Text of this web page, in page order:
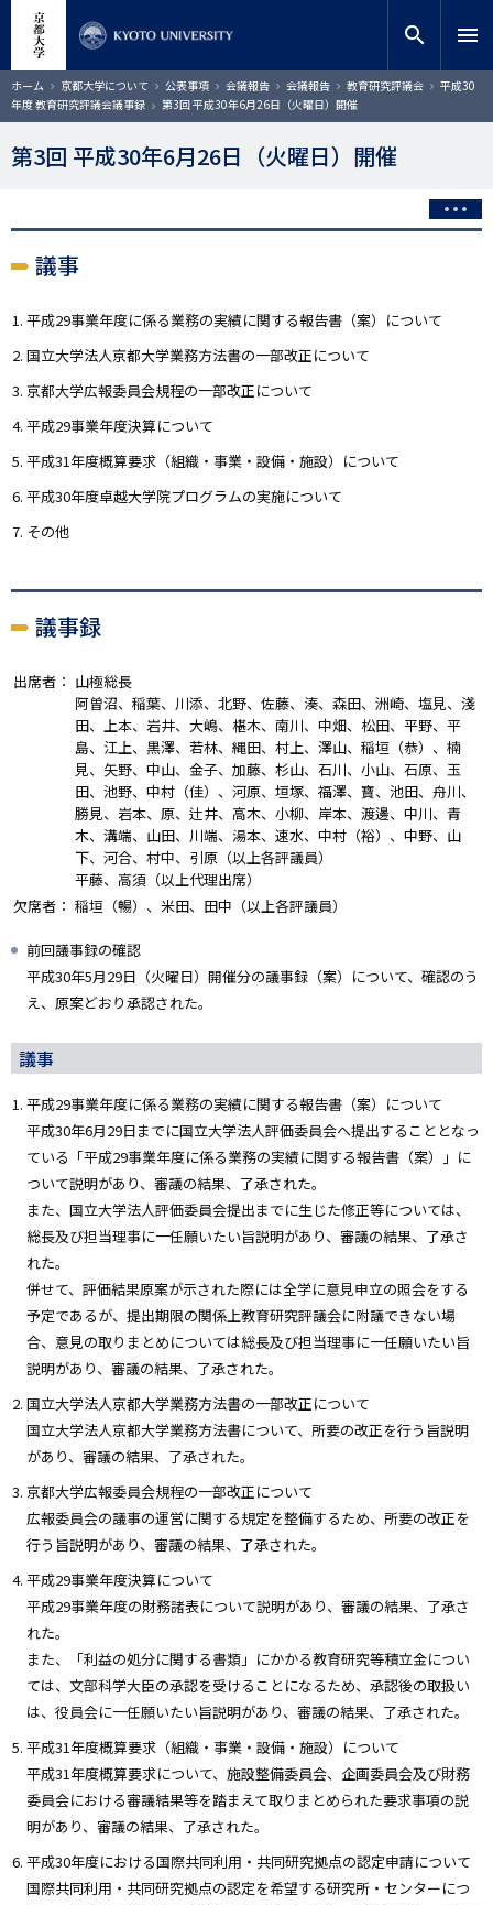
コ
ン
テ
ン
ツ
動
サイト内検索
検索
search menu
ホーム 京都大学について 公表事項 会議報告 会議報告 教育研究評議会
平成30
年度 教育研究評議会議事録
第3回 平成30年6月26日（火曜日）開催
第3回 平成30年6月26日（火曜日）開催
議事
平成29事業年度に係る業務の実績に関する報告書（案）について
国立大学法人京都大学業務方法書の一部改正について
京都大学広報委員会規程の一部改正について
平成29事業年度決算について
平成31年度概算要求（組織・事業・設備・施設）について
平成30年度卓越大学院プログラムの実施について
その他
議事録
出席者： 山極総長
阿曽沼、稲葉、川添、北野、佐藤、湊、森田、洲崎、塩見、淺
田、上本、岩井、大嶋、椹木、南川、中畑、松田、平野、平
島、江上、黒澤、若林、縄田、村上、澤山、稲垣（恭）、楠
見、矢野、中山、金子、加藤、杉山、石川、小山、石原、玉
田、池野、中村（佳）、河原、垣塚、福澤、寶、池田、舟川、
勝見、岩本、原、辻井、高木、小柳、岸本、渡邊、中川、青
木、溝端、山田、川端、湯本、速水、中村（裕）、中野、山
下、河合、村中、引原（以上各評議員）
平藤、高須（以上代理出席）
欠席者： 稲垣（暢）、米田、田中（以上各評議員）
前回議事録の確認
平成30年5月29日（火曜日）開催分の議事録（案）について、確認のう
え、原案どおり承認された。
議事
平成29事業年度に係る業務の実績に関する報告書（案）について
平成30年6月29日までに国立大学法人評価委員会へ提出することとなっ
ている「平成29事業年度に係る業務の実績に関する報告書（案）」に
ついて説明があり、審議の結果、了承された。
また、国立大学法人評価委員会提出までに生じた修正等については、
総長及び担当理事に一任願いたい旨説明があり、審議の結果、了承さ
れた。
併せて、評価結果原案が示された際には全学に意見申立の照会をする
予定であるが、提出期限の関係上教育研究評議会に附議できない場
合、意見の取りまとめについては総長及び担当理事に一任願いたい旨
説明があり、審議の結果、了承された。
国立大学法人京都大学業務方法書の一部改正について
国立大学法人京都大学業務方法書について、所要の改正を行う旨説明
があり、審議の結果、了承された。
京都大学広報委員会規程の一部改正について
広報委員会の議事の運営に関する規定を整備するため、所要の改正を
行う旨説明があり、審議の結果、了承された。
平成29事業年度決算について
平成29事業年度の財務諸表について説明があり、審議の結果、了承さ
れた。
また、「利益の処分に関する書類」にかかる教育研究等積立金につい
ては、文部科学大臣の承認を受けることになるため、承認後の取扱い
は、役員会に一任願いたい旨説明があり、審議の結果、了承された。
平成31年度概算要求（組織・事業・設備・施設）について
平成31年度概算要求について、施設整備委員会、企画委員会及び財務
委員会における審議結果等を踏まえて取りまとめられた要求事項の説
明があり、審議の結果、了承された。
平成30年度における国際共同利用・共同研究拠点の認定申請について
国際共同利用・共同研究拠点の認定を希望する研究所・センターにつ